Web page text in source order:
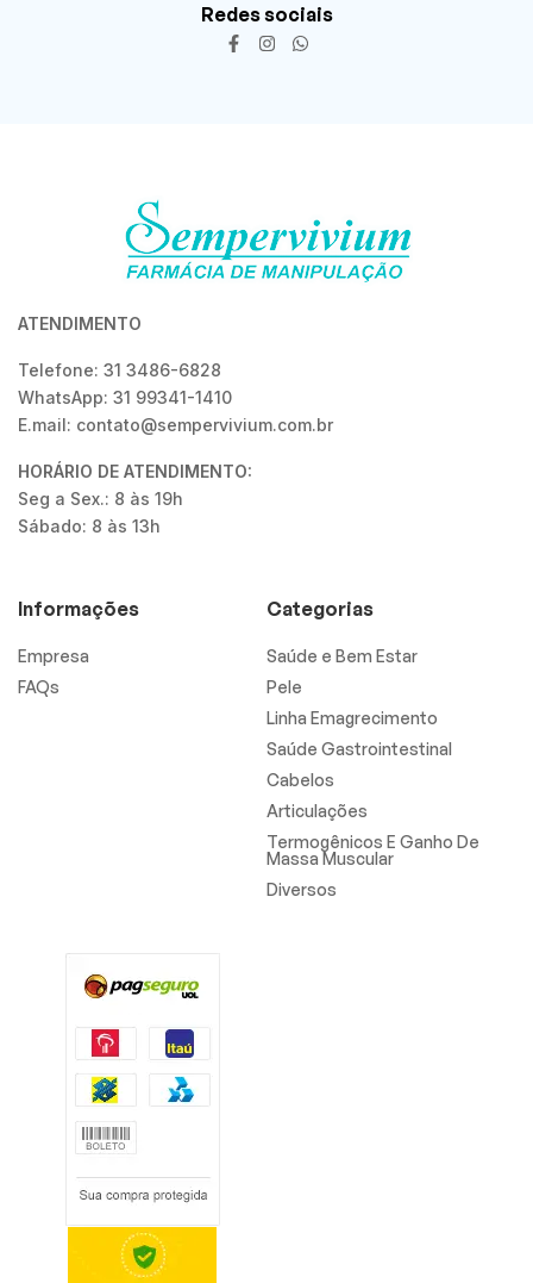
Redes sociais
ATENDIMENTO
Telefone: 31 3486-6828
WhatsApp: 31 99341-1410
E.mail: contato@sempervivium.com.br
HORÁRIO DE ATENDIMENTO:
Seg a Sex.: 8 às 19h
Sábado: 8 às 13h
Informações
Empresa
FAQs
Categorias
Saúde e Bem Estar
Pele
Linha Emagrecimento
Saúde Gastrointestinal
Cabelos
Articulações
Termogênicos E Ganho De
Massa Muscular
Diversos